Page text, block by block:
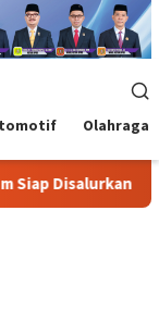
Olahraga
Tak